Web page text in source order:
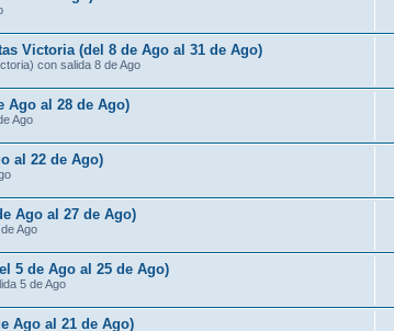
Victoria (del 8 de Ago al 31 de Ago)
con salida 8 de Ago
Ago al 28 de Ago)
Ago
al 22 de Ago)
Ago al 27 de Ago)
Ago
5 de Ago al 25 de Ago)
5 de Ago
Ago al 21 de Ago)